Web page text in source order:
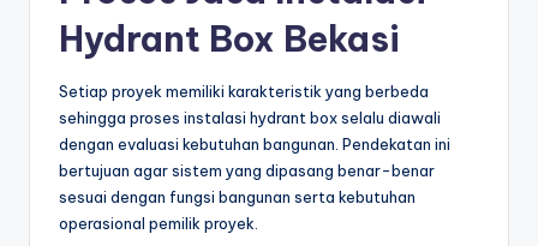
Hydrant Box Bekasi
Setiap proyek memiliki karakteristik yang berbeda
sehingga proses instalasi hydrant box selalu diawali
dengan evaluasi kebutuhan bangunan. Pendekatan ini
bertujuan agar sistem yang dipasang benar-benar
sesuai dengan fungsi bangunan serta kebutuhan
operasional pemilik proyek.